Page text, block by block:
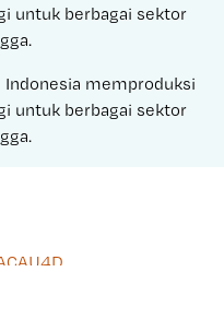
untuk berbagai sektor
Indonesia memproduksi
untuk berbagai sektor